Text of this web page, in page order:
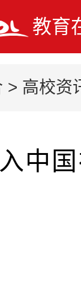
教育
> 高校资
中